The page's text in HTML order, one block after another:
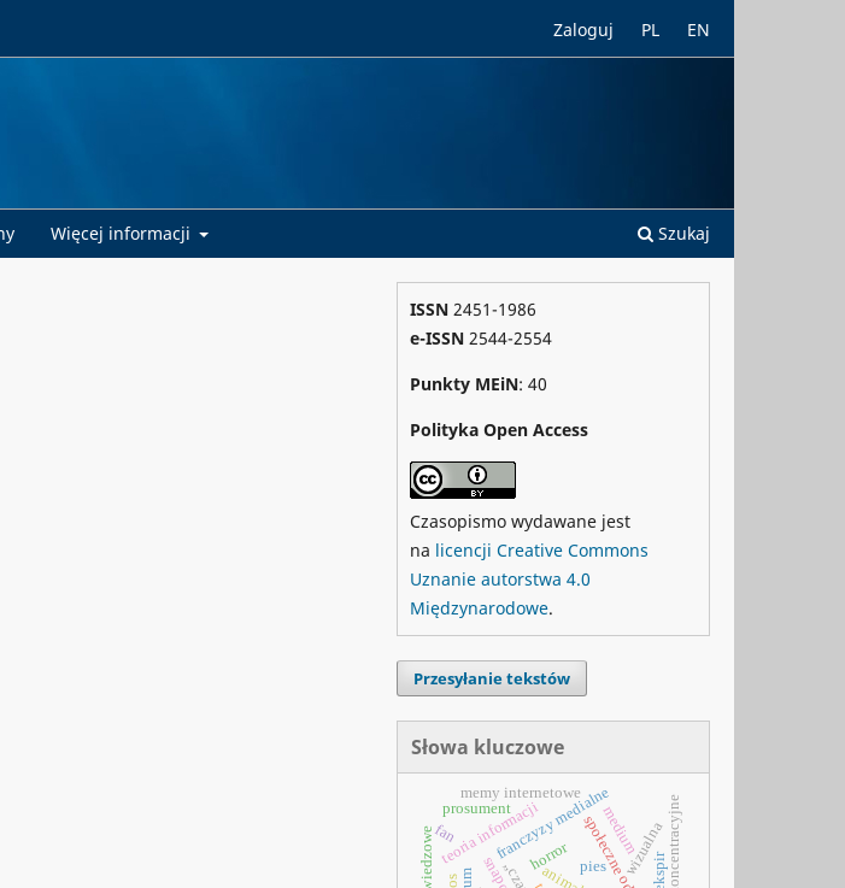
Więcej informacji Szukaj
Zaloguj PL EN
ISSN 2451-1986
e-ISSN 2544-2554
Punkty MEiN: 40
Polityka Open Access
Czasopismo wydawane jest
na licencji Creative Commons
Uznanie autorstwa 4.0
Międzynarodowe.
Przesyłanie tekstów
Słowa kluczowe
horror
teoria informacji wizualna
franczyzy medialne
pies
medium
memy internetowe
prosument
fan